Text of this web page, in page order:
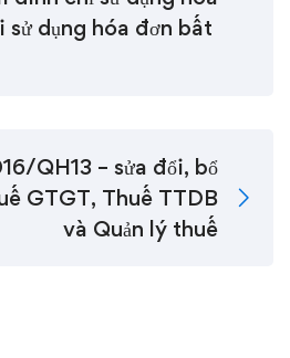
sử dụng hóa đơn bất
QH13 – sửa đổi, bổ
GTGT, Thuế TTDB
và Quản lý thuế